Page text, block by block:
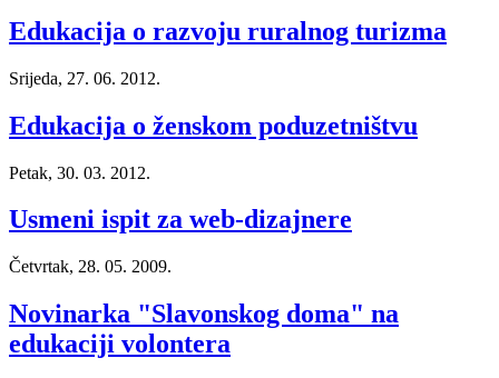
Edukacija o razvoju ruralnog turizma
Srijeda, 27. 06. 2012.
Edukacija o ženskom poduzetništvu
Petak, 30. 03. 2012.
Usmeni ispit za web-dizajnere
Četvrtak, 28. 05. 2009.
Novinarka "Slavonskog doma" na
edukaciji volontera